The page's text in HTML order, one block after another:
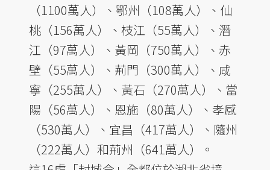
（1100萬人）、鄂州（108萬人）、仙
桃（156萬人）、枝江（55萬人）、潛
江（97萬人）、黃岡（750萬人）、赤
壁（55萬人）、荊門（300萬人）、咸
寧（255萬人）、黃石（270萬人）、當
陽（56萬人）、恩施（80萬人）、孝感
（530萬人）、宜昌（417萬人）、隨州
（222萬人）和荊州（641萬人）。